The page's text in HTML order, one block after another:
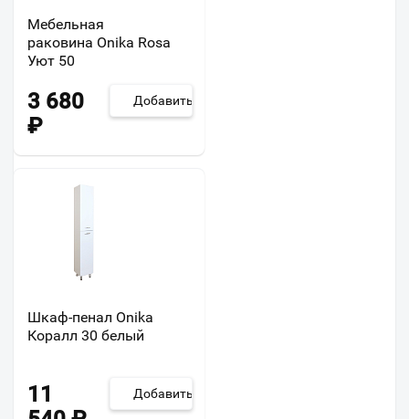
Мебельная
раковина Onika Rosa
Уют 50
3 680
₽
Добавить
Шкаф-пенал Onika
Коралл 30 белый
11
Добавить